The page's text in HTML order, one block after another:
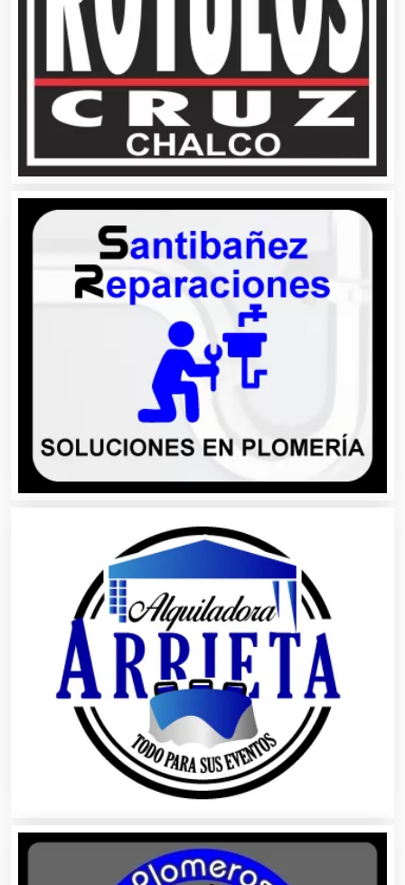
Asesoría Fiscal
Asilos
Asociaciones Civiles
Audio, Sonido e Iluminación
Audios para Eventos
Automatización
Automóviles Nuevos y Usados
Autopartes Eléctricas
Avaluos
Balnearios
Bancos
Banquetes
Bares y Cantinas